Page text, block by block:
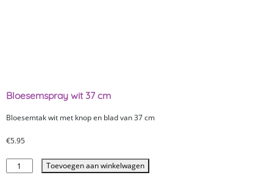
Bloesemspray wit 37 cm
Bloesemtak wit met knop en blad van 37 cm
€5.95
Toevoegen aan winkelwagen